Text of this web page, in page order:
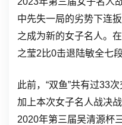
中先失一局的劣势下连
之成为新的女子名人。
之莹2比0击退陆敏全七
此前，“双鱼”共有过33
加上本次女子名人战决
2020年第三届吴清源杯